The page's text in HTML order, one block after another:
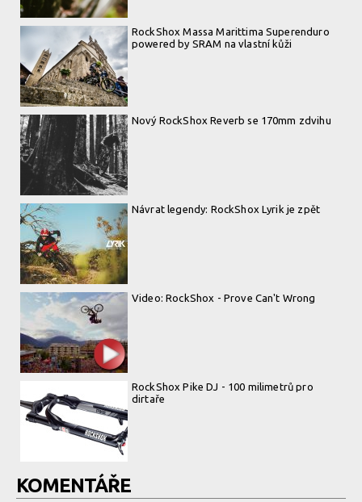
RockShox Massa Marittima Superenduro
powered by SRAM na vlastní kůži
Nový RockShox Reverb se 170mm zdvihu
Návrat legendy: RockShox Lyrik je zpět
Video: RockShox - Prove Can't Wrong
RockShox Pike DJ - 100 milimetrů pro
dirtaře
KOMENTÁŘE